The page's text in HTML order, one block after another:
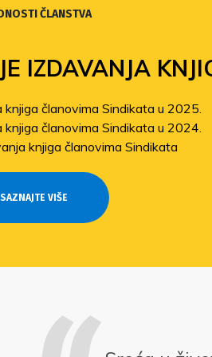
ČLANSTVA
IZDAVANJA
članovima Sindikata u 2025.
članovima Sindikata u 2024.
knjiga članovima Sindikata
SAZNAJTE VIŠE